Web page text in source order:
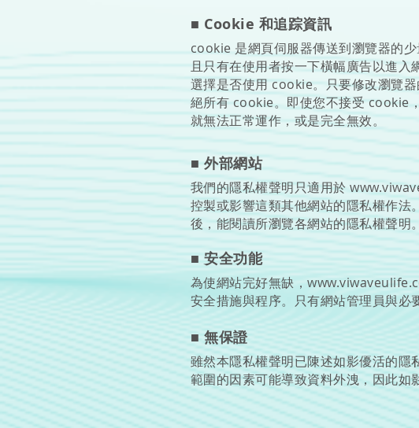
■ Cookie 和追踪資訊
cookie 是網頁伺服器傳送到瀏覽器的
且只有在使用者按一下橫幅廣告以進
選擇是否使用 cookie。只要修改瀏覽
絕所有 cookie。即使您不接受 cookie
就無法正常運作，或是完全無效。
■ 外部網站
我們的隱私權聲明只適用於
控製或影響這類其他網站的隱私權作法
後，能閱讀所瀏覽各網站的隱私權聲明。
■ 安全功能
為使網站完好無缺，
安全措施與程序。只有網站管理員與
■ 無保證
雖然本隱私權聲明已陳述如影優活的
範圍的因素可能導致資料外洩，因此